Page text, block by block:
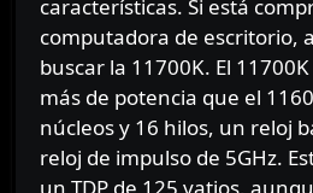
características. Si está
computadora de escritorio,
buscar la 11700K. El
más de potencia que el
núcleos y 16 hilos, un reloj
reloj de impulso de 5GHz.